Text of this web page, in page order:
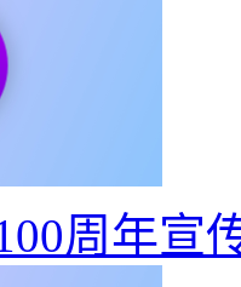
周年宣